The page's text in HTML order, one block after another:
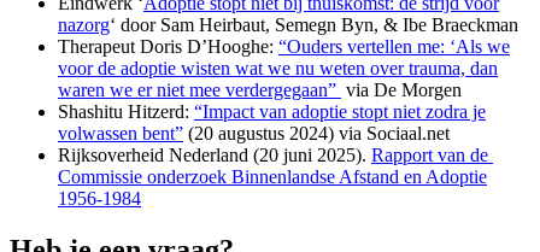
nazorg‘ door Sam Heirbaut, Semegn Byn, & Ibe Braeckman
Therapeut Doris D’Hooghe: “Ouders vertellen me: ‘Als we
voor de adoptie wisten wat we nu weten over trauma, dan
waren we er niet mee verdergegaan” via De Morgen
Shashitu Hitzerd: “Impact van adoptie stopt niet zodra je
volwassen bent” (20 augustus 2024) via Sociaal.net
Rijksoverheid Nederland (20 juni 2025). Rapport van de
Commissie onderzoek Binnenlandse Afstand en Adoptie
1956-1984